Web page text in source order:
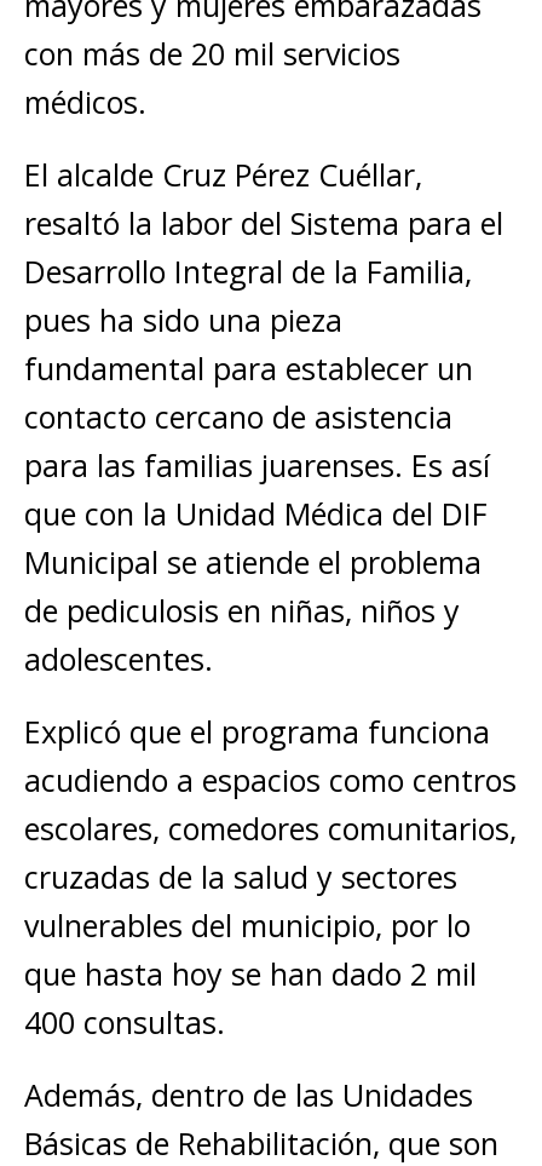
con más de 20 mil servicios
médicos.
El alcalde Cruz Pérez Cuéllar,
resaltó la labor del Sistema para el
Desarrollo Integral de la Familia,
pues ha sido una pieza
fundamental para establecer un
contacto cercano de asistencia
para las familias juarenses. Es así
que con la Unidad Médica del DIF
Municipal se atiende el problema
de pediculosis en niñas, niños y
adolescentes.
Explicó que el programa funciona
acudiendo a espacios como centros
escolares, comedores comunitarios,
cruzadas de la salud y sectores
vulnerables del municipio, por lo
que hasta hoy se han dado 2 mil
400 consultas.
Además, dentro de las Unidades
Básicas de Rehabilitación, que son